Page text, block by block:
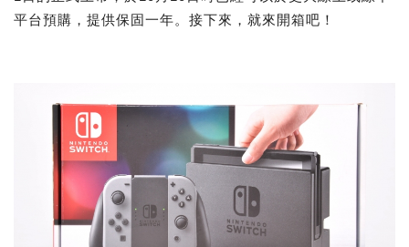
平台預購，提供保固一年。接下來，就來開箱吧！